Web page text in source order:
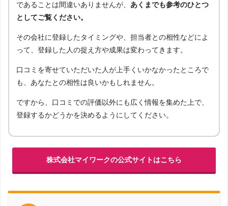
であることは間違いありませんが、 あくまでも参考のひとつ
としてご覧ください。
その会社に登録したタイミングや、担当者との相性などによ
って、登録した人の捉え方や成果は変わってきます。
口コミを寄せていただいた人が上手くいかなかったところで
も、あなたとの相性は良いかもしれません。
ですから、口コミでの評価以外にも広く情報を集めた上で、
登録するかどうかを決めるようにしてください。
株式会社マイワークの公式サイトはこちら